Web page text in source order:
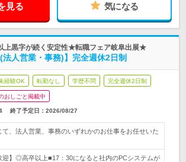
見る 気になる
上黒字が続く安定性★転職フェア岐阜出展★
人営業・事務)】完全週休2日制
経験OK 転勤なし 学歴不問 完全週休2日制
おしごと掲載中
終了予定日： 2026/08/27
て、法人営業、事務のいずれかのお仕事をお任せいた
迎】◎高卒以上■17：30になると社内のPCシステムが